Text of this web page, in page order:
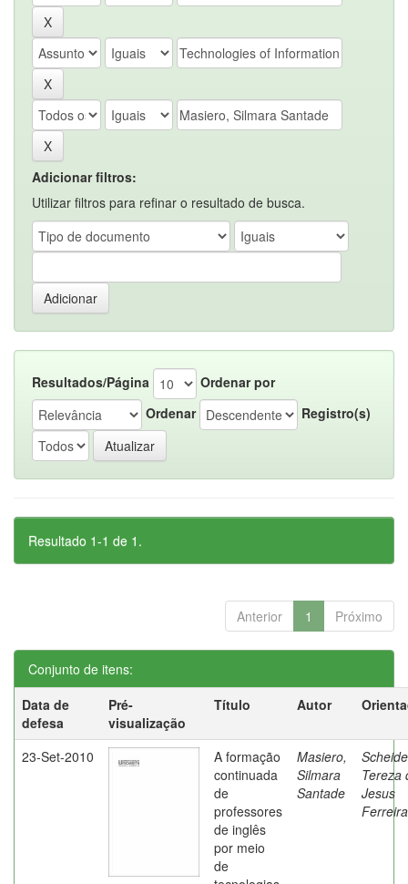
Adicionar filtros:
Utilizar filtros para refinar o resultado de busca.
Resultados/Página
Ordenar por
Ordenar
Registro(s)
Resultado 1-1 de 1.
Anterior 1 Próximo
Conjunto de itens:
Data de
defesa
Pré-
visualização
Título Autor
23-Set-2010
A formação
continuada
de
professores
de inglês
por meio
de
Masiero,
Silmara
Santade
Tereza
Jesus
Ferreira